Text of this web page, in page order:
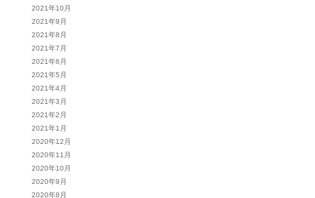
2021年10月
2021年9月
2021年8月
2021年7月
2021年6月
2021年5月
2021年4月
2021年3月
2021年2月
2021年1月
2020年12月
2020年11月
2020年10月
2020年9月
2020年8月